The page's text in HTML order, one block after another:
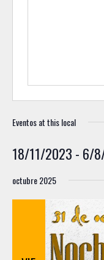
Eventos at this local
18/11/2023 - 6/
e
l
octubre 2025